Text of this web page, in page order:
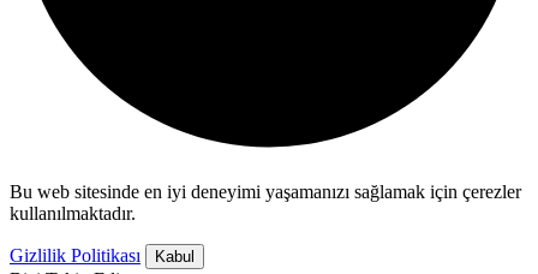
Bu web sitesinde en iyi deneyimi yaşamanızı sağlamak için çerezler
kullanılmaktadır.
Gizlilik Politikası Kabul